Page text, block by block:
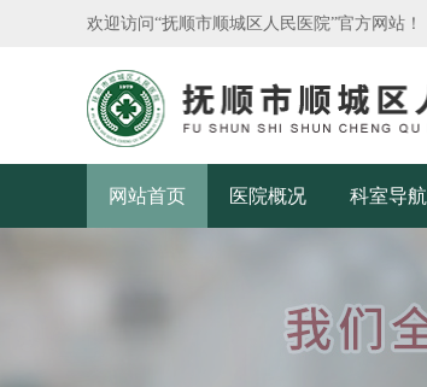
欢迎访问“抚顺市顺城区人民医院”官方网站！
网站首页 医院概况 科室导航